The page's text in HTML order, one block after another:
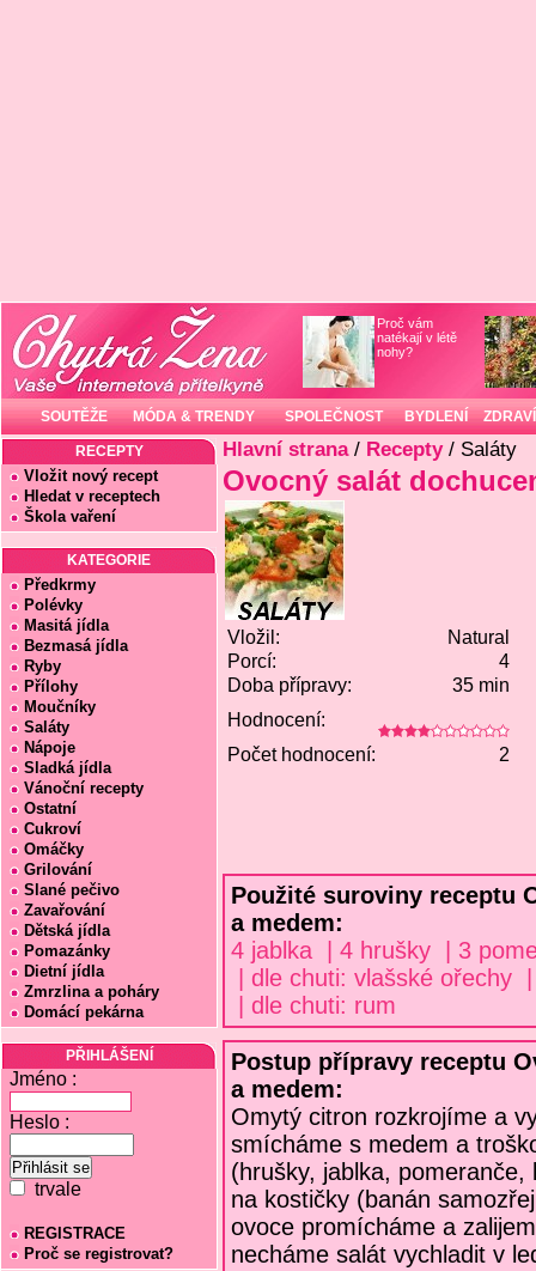
Proč vám
natékají v létě
nohy?
SOUTĚŽE MÓDA & TRENDY SPOLEČNOST BYDLENÍ ZDRAVÍ
RECEPTY
Vložit nový recept
Hledat v receptech
Škola vaření
KATEGORIE
Předkrmy
Polévky
Masitá jídla
Bezmasá jídla
Ryby
Přílohy
Moučníky
Saláty
Nápoje
Sladká jídla
Vánoční recepty
Ostatní
Cukroví
Omáčky
Grilování
Slané pečivo
Zavařování
Dětská jídla
Pomazánky
Dietní jídla
Zmrzlina a poháry
Domácí pekárna
PŘIHLÁŠENÍ
Jméno :
Heslo :
trvale
REGISTRACE
Proč se registrovat?
Hlavní strana/ Recepty/ Saláty
Ovocný salát
Vložil:
Natural
Porcí:
4
Doba přípravy:
35 min
Hodnocení:
Počet hodnocení:
2
Použité suroviny receptu
a medem:
4 jablka | 4 hrušky | 3
| dle chuti: vlašské
| dle chuti: rum
Postup přípravy receptu
a medem:
Omytý citron rozkrojíme a
smícháme s medem a
(hrušky, jablka,
na kostičky (banán
ovoce promícháme a
necháme salát vychladit v